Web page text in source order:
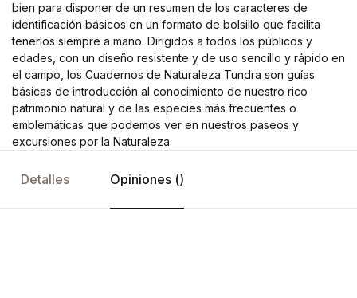
bien para disponer de un resumen de los caracteres de
identificación básicos en un formato de bolsillo que facilita
tenerlos siempre a mano. Dirigidos a todos los públicos y
edades, con un diseño resistente y de uso sencillo y rápido en
el campo, los Cuadernos de Naturaleza Tundra son guías
básicas de introducción al conocimiento de nuestro rico
patrimonio natural y de las especies más frecuentes o
emblemáticas que podemos ver en nuestros paseos y
excursiones por la Naturaleza.
Detalles Opiniones ()